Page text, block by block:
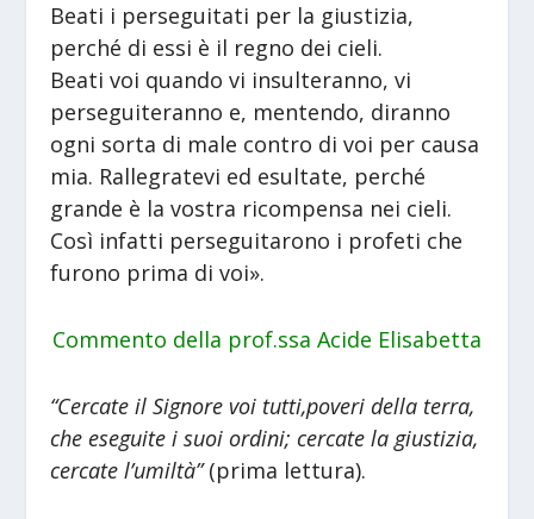
Beati i perseguitati per la giustizia,
perché di essi è il regno dei cieli.
Beati voi quando vi insulteranno, vi
perseguiteranno e, mentendo, diranno
ogni sorta di male contro di voi per causa
mia. Rallegratevi ed esultate, perché
grande è la vostra ricompensa nei cieli.
Così infatti perseguitarono i profeti che
furono prima di voi».
Commento della prof.ssa Acide Elisabetta
“Cercate il Signore voi tutti,poveri della terra,
che eseguite i suoi ordini; cercate la giustizia,
cercate l’umiltà”(prima lettura).